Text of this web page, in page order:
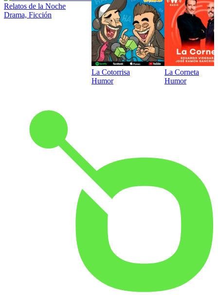
Relatos de la Noche
Drama, Ficción
La Cotorrisa
Humor
La Corneta
Humor